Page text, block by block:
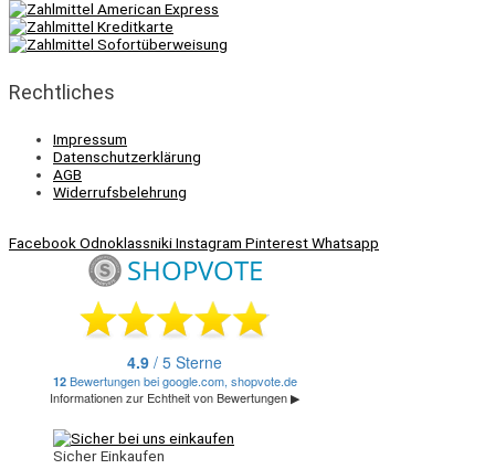
Rechtliches
Impressum
Datenschutzerklärung
AGB
Widerrufsbelehrung
FacebookOdnoklassnikiInstagram PinterestWhatsapp
Sicher Einkaufen